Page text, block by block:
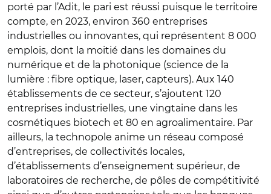
porté par l’Adit, le pari est réussi puisque le territoire
compte, en 2023, environ 360 entreprises
industrielles ou innovantes, qui représentent 8 000
emplois, dont la moitié dans les domaines du
numérique et de la photonique (science de la
lumière : fibre optique, laser, capteurs). Aux 140
établissements de ce secteur, s’ajoutent 120
entreprises industrielles, une vingtaine dans les
cosmétiques biotech et 80 en agroalimentaire. Par
ailleurs, la technopole anime un réseau composé
d’entreprises, de collectivités locales,
d’établissements d’enseignement supérieur, de
laboratoires de recherche, de pôles de compétitivité